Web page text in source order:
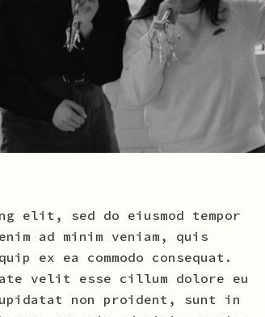
elit, sed do eiusmod tempor
ad minim veniam, quis
ex ea commodo consequat.
velit esse cillum dolore eu
non proident, sunt in